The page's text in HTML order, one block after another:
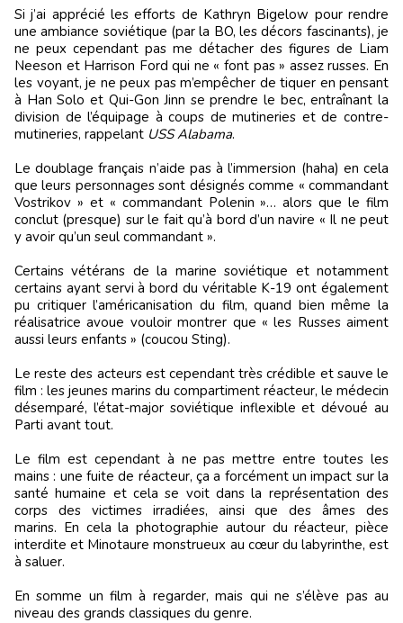
Si j’ai apprécié les efforts de Kathryn Bigelow pour rendre
une ambiance soviétique (par la BO, les décors fascinants), je
ne peux cependant pas me détacher des figures de Liam
Neeson et Harrison Ford qui ne « font pas » assez russes. En
les voyant, je ne peux pas m’empêcher de tiquer en pensant
à Han Solo et Qui-Gon Jinn se prendre le bec, entraînant la
division de l’équipage à coups de mutineries et de contre-
mutineries, rappelant USS Alabama.
Le doublage français n’aide pas à l’immersion (haha) en cela
que leurs personnages sont désignés comme « commandant
Vostrikov » et « commandant Polenin »… alors que le film
conclut (presque) sur le fait qu’à bord d’un navire « Il ne peut
y avoir qu’un seul commandant ».
Certains vétérans de la marine soviétique et notamment
certains ayant servi à bord du véritable K-19 ont également
pu critiquer l’américanisation du film, quand bien même la
réalisatrice avoue vouloir montrer que « les Russes aiment
aussi leurs enfants » (coucou Sting).
Le reste des acteurs est cependant très crédible et sauve le
film : les jeunes marins du compartiment réacteur, le médecin
désemparé, l’état-major soviétique inflexible et dévoué au
Parti avant tout.
Le film est cependant à ne pas mettre entre toutes les
mains : une fuite de réacteur, ça a forcément un impact sur la
santé humaine et cela se voit dans la représentation des
corps des victimes irradiées, ainsi que des âmes des
marins. En cela la photographie autour du réacteur, pièce
interdite et Minotaure monstrueux au cœur du labyrinthe, est
à saluer.
En somme un film à regarder, mais qui ne s’élève pas au
niveau des grands classiques du genre.